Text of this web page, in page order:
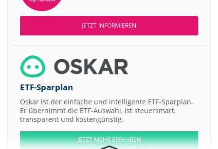
JETZT INFORMIEREN
ETF-Sparplan
Oskar ist der einfache und intelligente ETF-Sparplan.
Er übernimmt die ETF-Auswahl, ist steuersmart,
transparent und kostengünstig.
JETZT MEHR ERFAHREN